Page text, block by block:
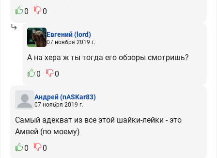
0
0
Евгений(lord)
07 ноября 2019 г.
А на хера ж ты тогда его обзоры смотришь?
0
0
Андрей(nASKar83)
07 ноября 2019 г.
Самый адекват из все этой шайки-лейки - это
Амвей (по моему)
0
0